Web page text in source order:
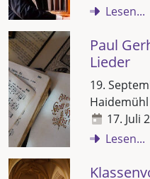
Lesen...
Paul
Lieder
19.
Haidemühl
17. Juli
Lesen...